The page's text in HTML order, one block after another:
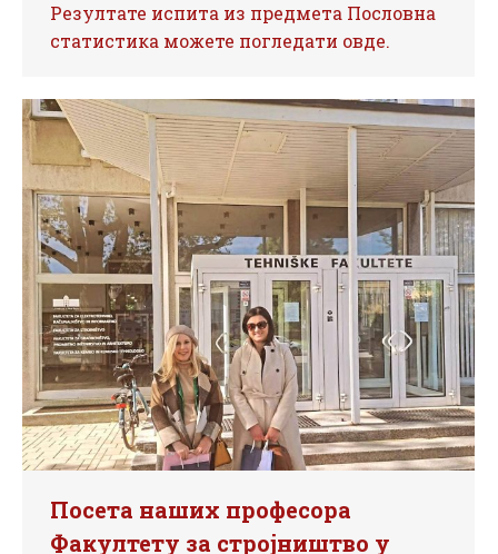
Резултате испита из предмета Пословна
статистика можете погледати овде.
Посета наших професора
Факултету за стројништво у